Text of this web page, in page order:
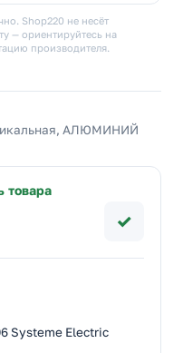
Shop220 не несёт
— ориентируйтесь на
производителя.
АЛЮМИНИЙ
товара
✓
Systeme Electric